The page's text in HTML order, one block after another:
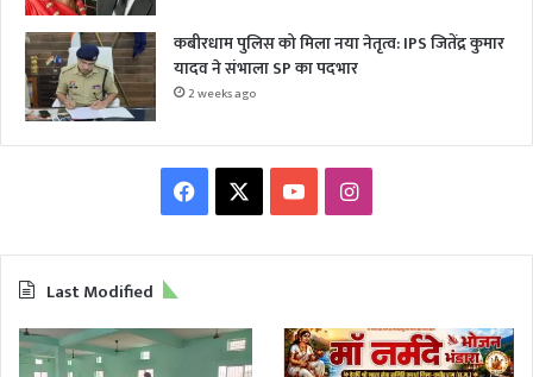
कबीरधाम पुलिस को मिला नया नेतृत्व: IPS जितेंद्र कुमार
यादव ने संभाला SP का पदभार
2 weeks ago
Facebook YouTubeInstagram
Last Modified